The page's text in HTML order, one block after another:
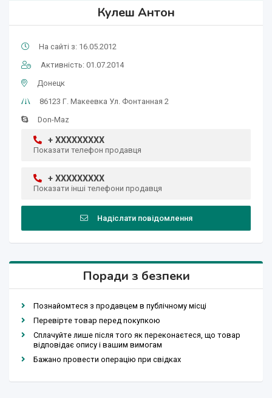
Кулеш Антон
На сайті з: 16.05.2012
Активність: 01.07.2014
Донецк
86123 Г. Макеевка Ул. Фонтанная 2
Don-Maz
+ XXXXXXXXX
Показати телефон продавця
+ XXXXXXXXX
Показати інші телефони продавця
Надіслати повідомлення
Поради з безпеки
Познайомтеся з продавцем в публічному місці
Перевірте товар перед покупкою
Сплачуйте лише після того як переконаєтеся, що товар
відповідає опису і вашим вимогам
Бажано провести операцію при свідках